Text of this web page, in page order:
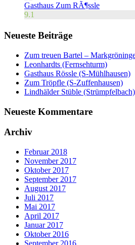
Gasthaus Zum RÃ¶ssle
9.1
Neueste Beiträge
Zum treuen Bartel –
Leonhardts (Fernsehturm)
Gasthaus Rössle (S-Mühlhausen)
Zum Tröpfle (S-Zuffenhausen)
Lindhälder Stüble (Strümpfelbach)
Neueste Kommentare
Archiv
Februar 2018
November 2017
Oktober 2017
September 2017
August 2017
Juli 2017
Mai 2017
April 2017
Januar 2017
Oktober 2016